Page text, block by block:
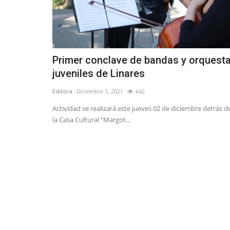
Primer conclave de bandas y
juveniles de Linares
Editora Diciembre 1, 2021 642
Actividad se realizará este jueves 02 de diciembre detrás
la Casa Cultural “Margot...